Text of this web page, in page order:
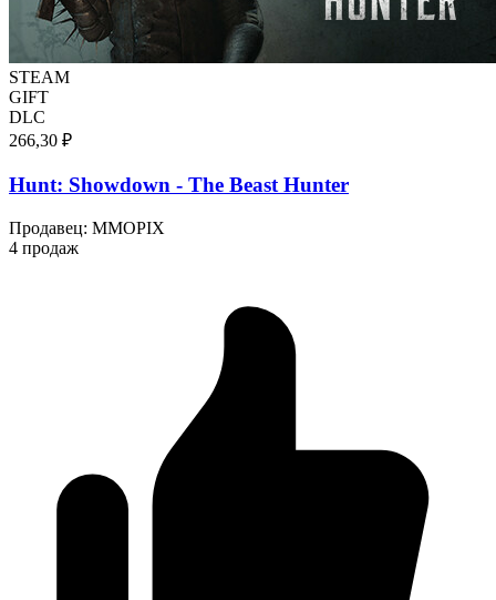
STEAM
GIFT
DLC
266,30 ₽
Hunt: Showdown - The Beast Hunter
Продавец: MMOPIX
4 продаж